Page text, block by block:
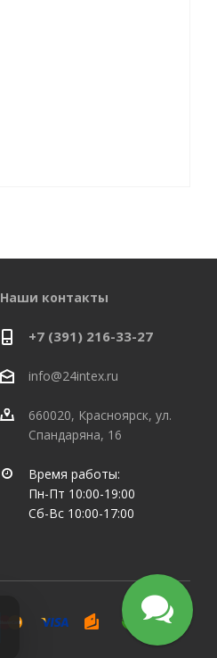
Наши контакты
+7 (391) 216-33-27
info@24intex.ru
660020, Красноярск, ул.
Спандаряна, 16
Время работы:
Пн-Пт 10:00-19:00
Сб-Вс 10:00-17:00